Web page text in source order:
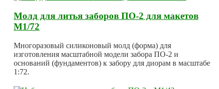
Молд для литья заборов ПО-2 для макетов
М1/72
Многоразовый силиконовый молд (форма) для
изготовления масштабной модели забора ПО-2 и
оснований (фундаментов) к забору для диорам в масштабе
1:72.